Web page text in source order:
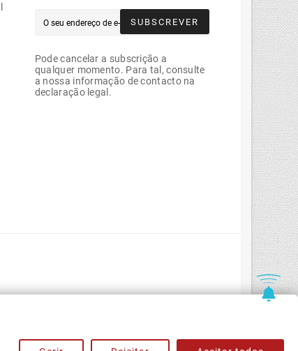
SUBSCREVER
Pode cancelar a subscrição a
qualquer momento. Para tal, consulte
a nossa informação de contacto na
declaração legal.